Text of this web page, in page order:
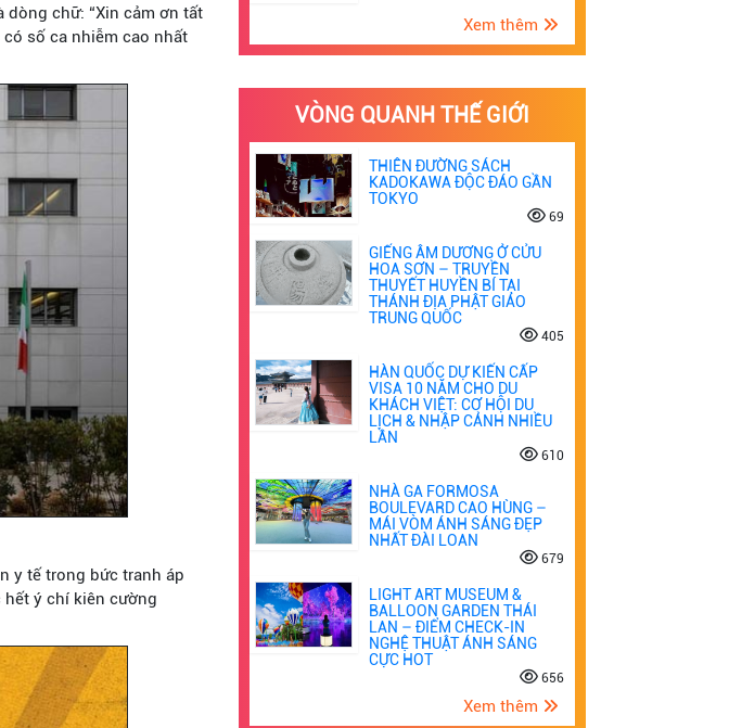
dòng chữ: “Xin cảm ơn tất
số ca nhiễm cao nhất
y tế trong bức tranh áp
ý chí kiên cường
Xem thêm
VÒNG QUANH THẾ GIỚI
THIÊN ĐƯỜNG SÁCH
KADOKAWA ĐỘC ĐÁO GẦN
TOKYO
69
GIẾNG ÂM DƯƠNG Ở CỬU
HOA SƠN – TRUYỀN
THUYẾT HUYỀN BÍ TẠI
THÁNH ĐỊA PHẬT GIÁO
TRUNG QUỐC
405
HÀN QUỐC DỰ KIẾN CẤP
VISA 10 NĂM CHO DU
KHÁCH VIỆT: CƠ HỘI DU
LỊCH & NHẬP CẢNH NHIỀU
LẦN
610
NHÀ GA FORMOSA
BOULEVARD CAO HÙNG –
MÁI VÒM ÁNH SÁNG ĐẸP
NHẤT ĐÀI LOAN
679
LIGHT ART MUSEUM &
BALLOON GARDEN THÁI
LAN – ĐIỂM CHECK-IN
NGHỆ THUẬT ÁNH SÁNG
CỰC HOT
656
Xem thêm